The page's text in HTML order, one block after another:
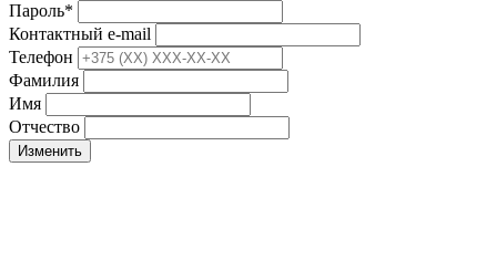
Пароль*
Контактный e-mail
Телефон
Фамилия
Имя
Отчество
Изменить